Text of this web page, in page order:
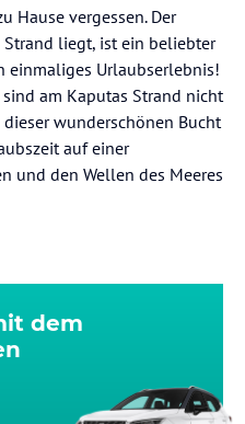
Hause vergessen. Der
liegt, ist ein beliebter
einmaliges Urlaubserlebnis!
am Kaputas Strand nicht
wunderschönen Bucht
auf einer
und den Wellen des Meeres
dem